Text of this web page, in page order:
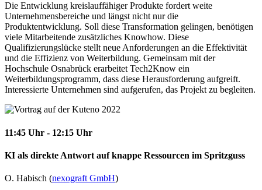
Die Entwicklung kreislauffähiger Produkte fordert weite
Unternehmensbereiche und längst nicht nur die
Produktentwicklung. Soll diese Transformation gelingen, benötigen
viele Mitarbeitende zusätzliches Knowhow. Diese
Qualifizierungslücke stellt neue Anforderungen an die Effektivität
und die Effizienz von Weiterbildung. Gemeinsam mit der
Hochschule Osnabrück erarbeitet Tech2Know ein
Weiterbildungsprogramm, dass diese Herausforderung aufgreift.
Interessierte Unternehmen sind aufgerufen, das Projekt zu begleiten.
11:45 Uhr - 12:15 Uhr
KI als direkte Antwort auf knappe Ressourcen im Spritzguss
O. Habisch (nexograft GmbH)